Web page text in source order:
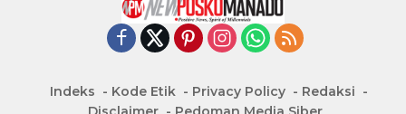
Indeks Kode Etik Privacy Policy
Redaksi